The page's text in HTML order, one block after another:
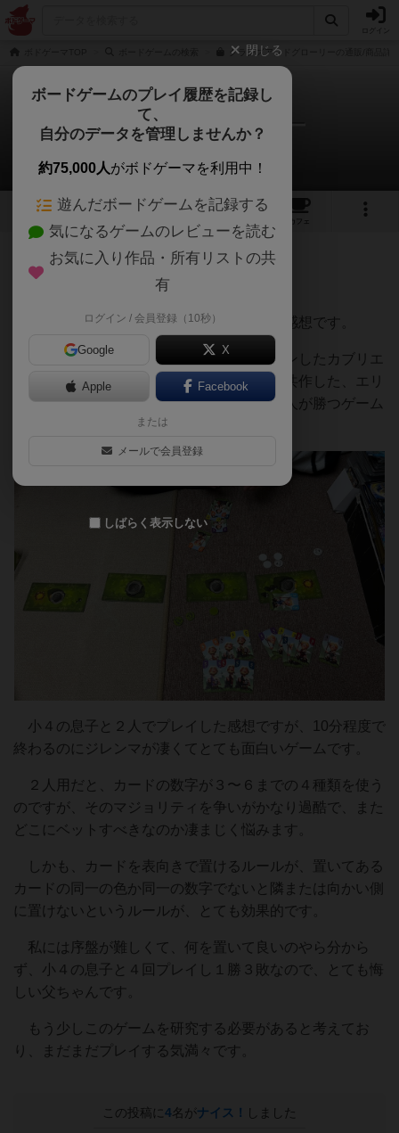
クランズアンドグローリーの通販/商品詳
クランズアンドグローリー
Nobuaki Katouさんのレビュー
3 3
カフェ
312名 4名 1年以上前
自宅で、小４の息子と２人でプレイした感想です。
オールド・ロンドン・ブリッジをデザインしたカブリエ
ル・ブボラとレオ・コロヴィーニの２人が共作した、エリ
アマジョリティとベットをして得点が高い人が勝つゲーム
小４の息子と２人でプレイした感想ですが、10分程度で
終わるのにジレンマが凄くてとても面白いゲームです。
２人用だと、カードの数字が３〜６までの４種類を使う
のですが、そのマジョリティを争いがかなり過酷で、また
どこにベットすべきなのか凄まじく悩みます。
しかも、カードを表向きで置けるルールが、置いてある
カードの同一の色か同一の数字でないと隣または向かい側
に置けないというルールが、とても効果的です。
私には序盤が難しくて、何を置いて良いのやら分から
ず、小４の息子と４回プレイし１勝３敗なので、とても悔
しい父ちゃんです。
もう少しこのゲームを研究する必要があると考えてお
り、まだまだプレイする気満々です。
この投稿に 4名がナイス！ しました
閉じる
ボードゲームのプレイ履歴を記録し
て、
自分のデータを管理しませんか？
約75,000人がボドゲーマを利用中！
遊んだボードゲームを記録する
気になるゲームのレビューを読む
お気に入り作品・所有リストの共
有
ログイン / 会員登録（10秒）
Google X
Apple Facebook
または
メールで会員登録
しばらく表示しない